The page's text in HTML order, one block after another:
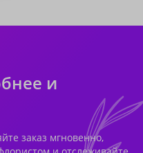
и
заказ мгновенно,